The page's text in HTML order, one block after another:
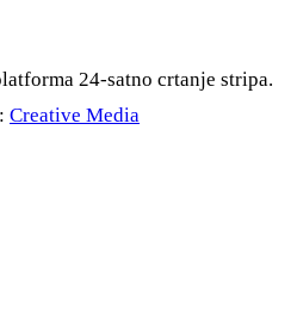
24-satno crtanje stripa.
Creative Media